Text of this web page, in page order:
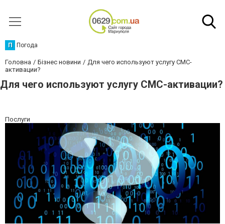
П Погода
Головна Бізнес новини
Для чего используют услугу СМС-
активации?
Для чего используют услугу СМС-активации?
Послуги